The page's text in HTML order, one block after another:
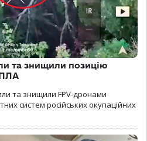
та знищили позицію
та знищили FPV-дронами
систем російських окупаційних